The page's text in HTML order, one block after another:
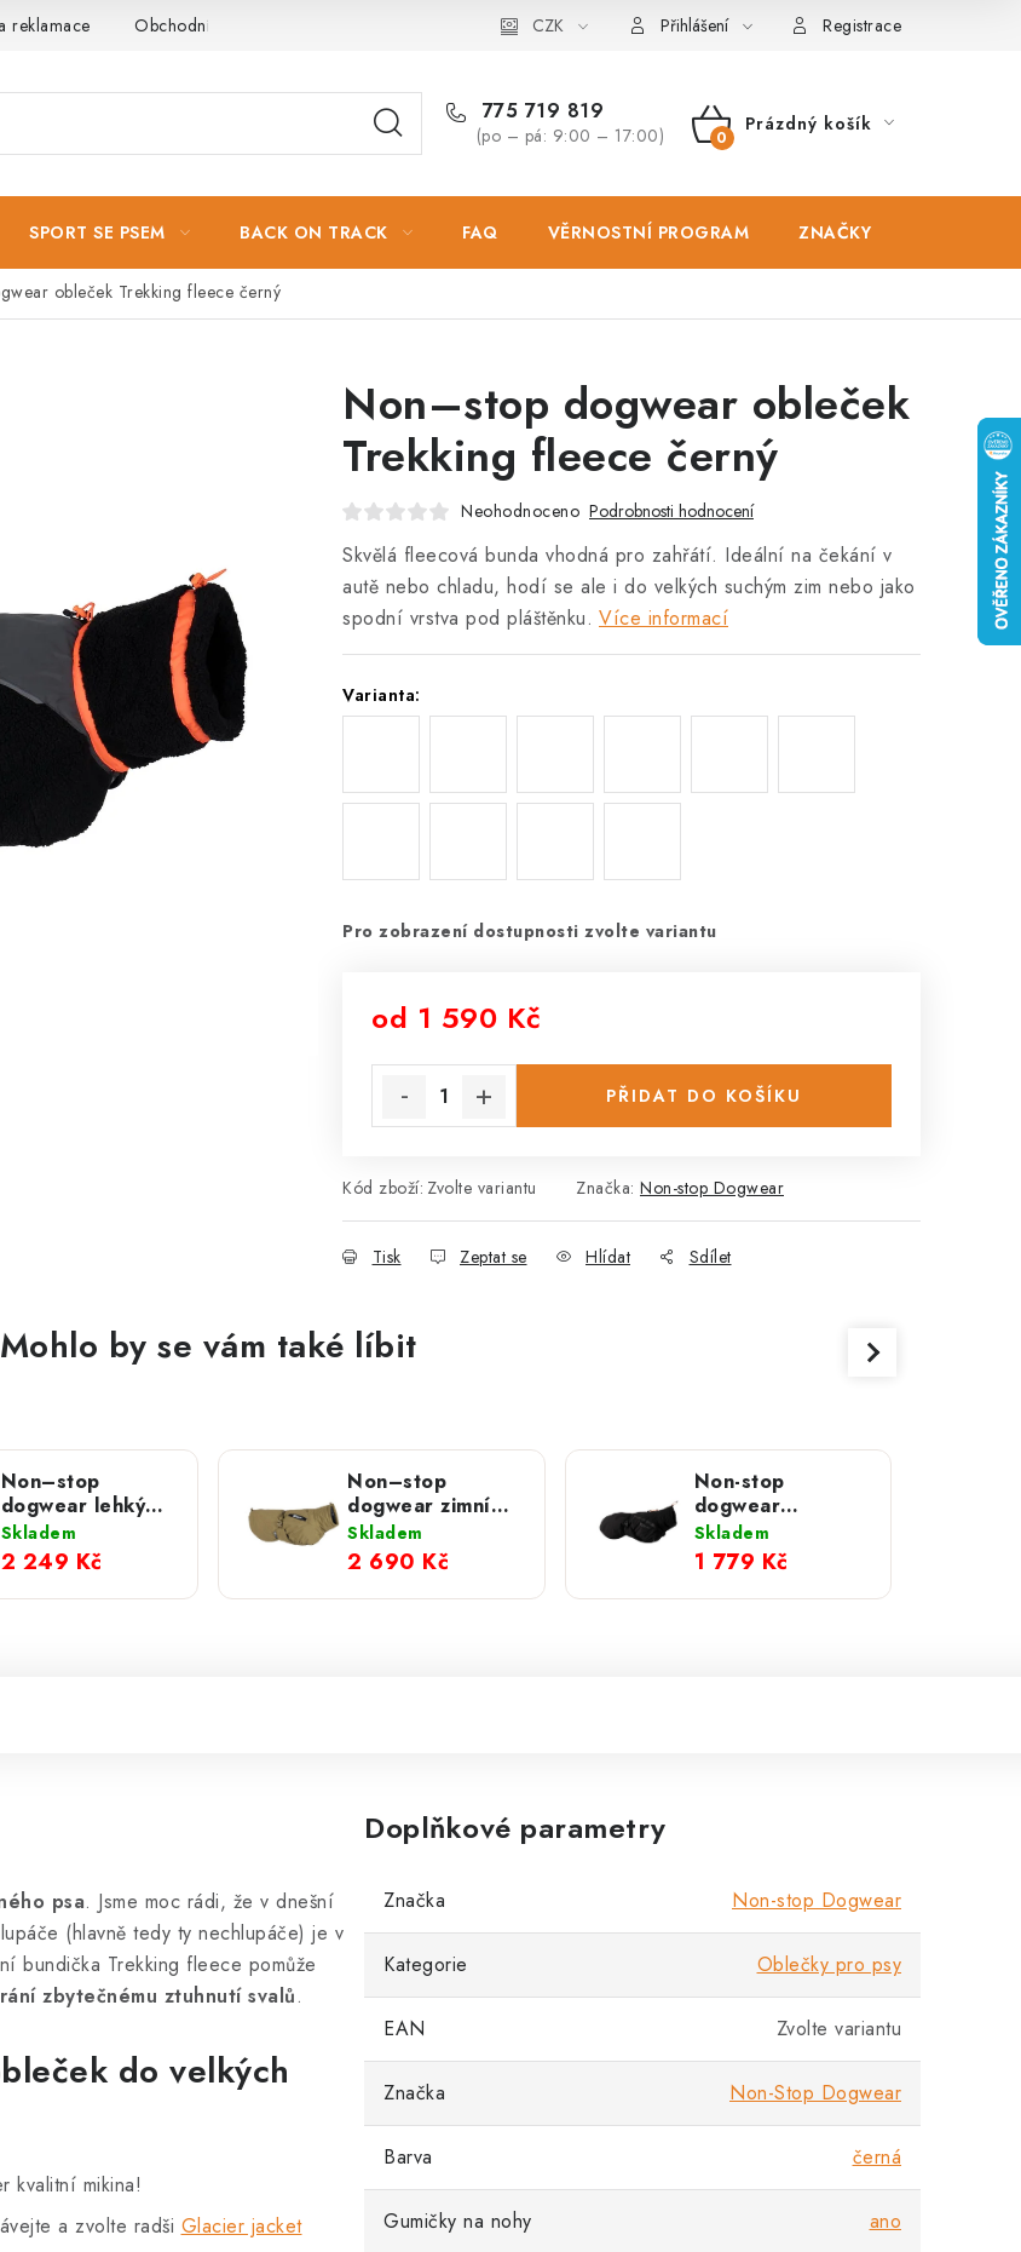
reklamace Obchodní podmínky Podmínky ochrany osobních údajů Zásady použivání souboru cookies
CZK Přihlášení Registrace
775 719 819
(po – pá: 9:00 – 17:00)
NÁKUPNÍ
Prázdný košík
SPORT SE PSEM BACK ON TRACK FAQ VĚRNOSTNÍ PROGRAM ZNAČKY
obleček Trekking fleece černý
Non–stop dogwear obleček
Trekking fleece černý
Neohodnoceno Podrobnosti hodnocení
Skvělá fleecová bunda vhodná pro zahřátí. Ideální na čekání v
autě nebo chladu, hodí se ale i do velkých suchým zim nebo jako
spodní vrstva pod pláštěnku. Více informací
Varianta:
Pro zobrazení dostupnosti zvolte variantu
od 1 590 Kč
PŘIDAT DO KOŠÍKU
Kód zboží: Zvolte variantu Značka: Non-stop Dogwear
Tisk Zeptat se Hlídat Sdílet
Mohlo by se vám také líbit
Non–stop
dogwear lehký
zimní obleček
Blest
Skladem
2 249 Kč
Non–stop
dogwear zimní
obleček Glacier
WD olivová
Skladem
2 690 Kč
Non-stop
dogwear
zateplená bunda
Trekking
Insulated
Skladem
1 779 Kč
psa. Jsme moc rádi, že v dnešní
(hlavně tedy ty nechlupáče) je v
bundička Trekking fleece pomůže
zbytečnému ztuhnutí svalů.
do velkých
kvalitní mikina!
a zvolte radši Glacier jacket
Doplňkové parametry
Značka Non-stop Dogwear
Kategorie Oblečky pro psy
EAN Zvolte variantu
Značka Non-Stop Dogwear
Barva černá
Gumičky na nohy ano